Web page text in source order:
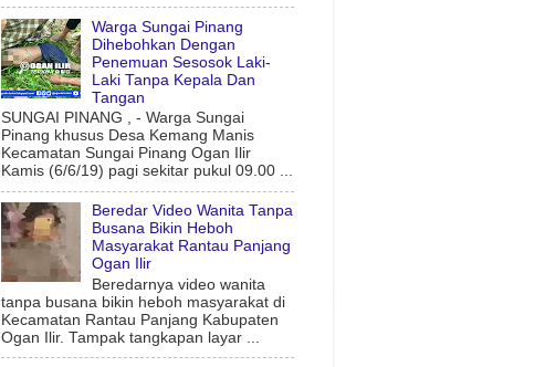
Warga Sungai Pinang
Dihebohkan Dengan
Penemuan Sesosok Laki-
Laki Tanpa Kepala Dan
Tangan
SUNGAI PINANG , - Warga Sungai
Pinang khusus Desa Kemang Manis
Kecamatan Sungai Pinang Ogan Ilir
Kamis (6/6/19) pagi sekitar pukul 09.00 ...
Beredar Video Wanita Tanpa
Busana Bikin Heboh
Masyarakat Rantau Panjang
Ogan Ilir
Beredarnya video wanita
tanpa busana bikin heboh masyarakat di
Kecamatan Rantau Panjang Kabupaten
Ogan Ilir. Tampak tangkapan layar ...